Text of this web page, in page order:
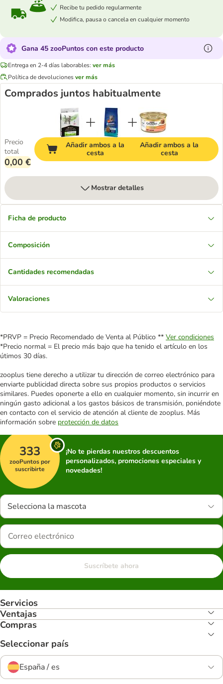
Recibe tu pedido regularmente
Modifica, pausa o cancela en cualquier momento
Gana 45 zooPuntos con este producto
Entrega en 2-4 días laborables: ver más
Política de devolucionesver más
Comprados juntos habitualmente
Precio
total
0,00 €
Añadir ambos a la
cesta
Añadir ambos a la
cesta
Mostrar detalles
Ficha de producto
Composición
Cantidades recomendadas
Valoraciones
*PRVP = Precio Recomendado de Venta al Público ** Ver condiciones
*Precio normal = El precio más bajo que ha tenido el artículo en los
útimos 30 días.
zooplus tiene derecho a utilizar tu dirección de correo electrónico para
enviarte publicidad directa sobre sus propios productos o servicios
similares. Puedes oponerte a ello en cualquier momento, sin incurrir en
ningún gasto adicional a los gastos básicos de transmisión, poniéndote
en contacto con el servicio de atención al cliente de zooplus. Más
información sobre protección de datos
333
zooPuntos por
suscribirte
¡No te pierdas nuestros descuentos
personalizados, promociones especiales y
novedades!
Selecciona la mascota
Suscríbete ahora
Servicios
Ventajas
Compras
Seleccionar país
España / es